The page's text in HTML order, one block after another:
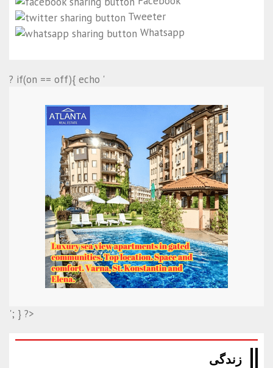
Tweeter
Whatsapp
? if(on == off){ echo '
'; } ?>
زندگی